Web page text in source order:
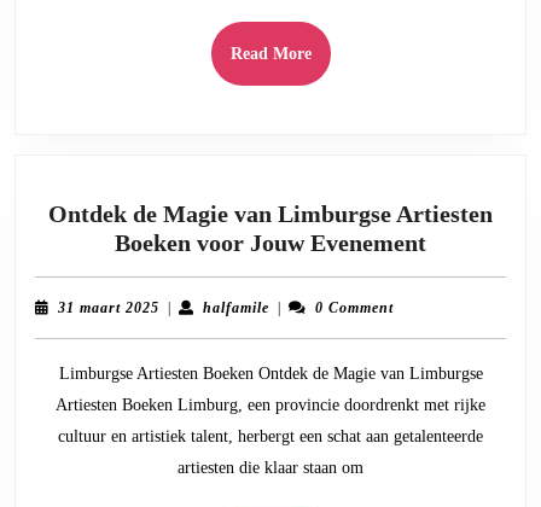
Read MoreRead
More
Ontdek de Magie van Limburgse Artiesten
Boeken voor Jouw EvenementOntdek
de
Artiesten
Boeken
voor
31 maart 2025 31| halfamilehalfamile
| 0 Comment
Limburgse Artiesten Boeken Ontdek de Magie van Limburgse
Artiesten Boeken Limburg, een provincie doordrenkt met rijke
cultuur en artistiek talent, herbergt een schat aan getalenteerde
artiesten die klaar staan om